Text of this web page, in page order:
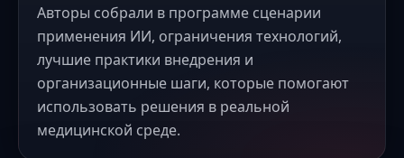
Авторы собрали в программе сценарии
применения ИИ, ограничения технологий,
лучшие практики внедрения и
организационные шаги, которые помогают
использовать решения в реальной
медицинской среде.